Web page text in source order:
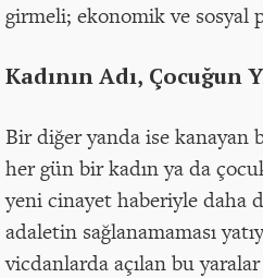
girmeli; ekonomik ve sosyal
Kadının Adı, Çocuğun
Bir diğer yanda ise kanayan
her gün bir kadın ya da
yeni cinayet haberiyle daha
adaletin sağlanamaması
vicdanlarda açılan bu yaralar